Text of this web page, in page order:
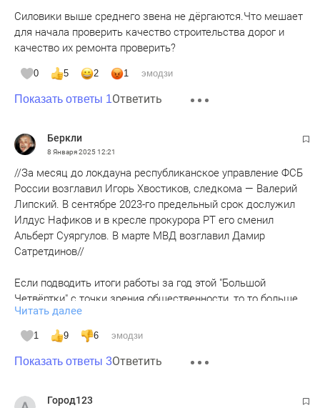
Силовики выше среднего звена не дёргаются.Что мешает
для начала проверить качество строительства дорог и
качество их ремонта проверить?
0 5 2 1 эмодзи
Показать ответы 1Ответить
Беркли
8 Января 202512:21
//За месяц до локдауна республиканское управление ФСБ
России возглавил Игорь Хвостиков, следкома — Валерий
Липский. В сентябре 2023-го предельный срок дослужил
Илдус Нафиков и в кресле прокурора РТ его сменил
Альберт Суяргулов. В марте МВД возглавил Дамир
Сатретдинов//
Если подводить итоги работы за год этой "Большой
Четвёртки" с точки зрения общественности, то то больше
всего информационных поводов дали прокурор Альберт
Суяргулов и глава Следкома Валерий Липский.
ФСБ, наверное, в силу своей специфики, и не должно
это подростки и пенсионеры, которые держа мобильники у
Читать далее
1 9 6 эмодзи
Показать ответы 3Ответить
Город123